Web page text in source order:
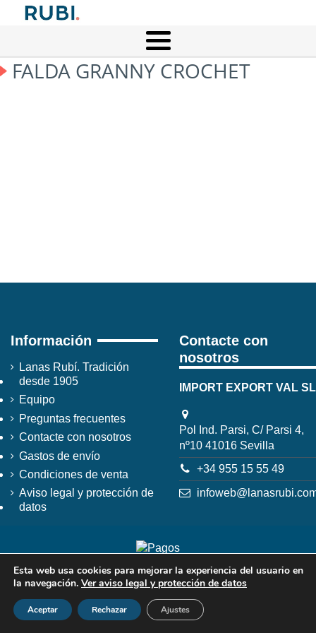
FALDA GRANNY CROCHET
Información
Lanas Rubí. Tradición
desde 1905
Equipo
Preguntas frecuentes
Contacte con nosotros
Gastos de envío
Condiciones de venta
Aviso legal y protección de
datos
Contacte con
nosotros
IMPORT EXPORT VAL SL
Pol Ind. Parsi, C/ Parsi 4,
nº10 41016 Sevilla
+34 955 15 55 49
Esta web usa cookies para mejorar la experiencia del usuario en
la navegación. Ver aviso legal y protección de datos
Aceptar Rechazar Ajustes